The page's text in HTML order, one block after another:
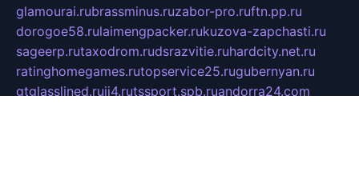
glamourai.rubrassminus.ruzabor-pro.ruftn.pp.ru
dorogoe58.rulaimengpacker.rukuzova-zapchasti.ru
sageerp.rutaxodrom.rudsrazvitie.ruhardcity.net.ru
ratinghomegames.rutopservice25.rugubernyan.ru
gtglasslined.ruii4.rutssport.spb.ruandorra24.com